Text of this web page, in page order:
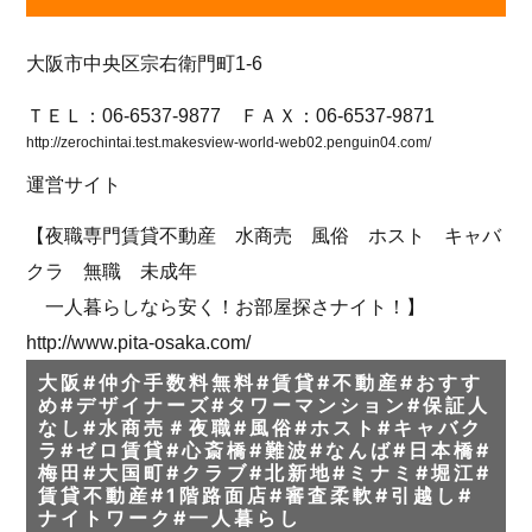
大阪市中央区宗右衛門町1-6
ＴＥＬ：06-6537-9877 ＦＡＸ：06-6537-9871
http://zerochintai.test.makesview-world-web02.penguin04.com/
運営サイト
【夜職専門賃貸不動産 水商売 風俗 ホスト キャバ
クラ 無職 未成年
一人暮らしなら安く！お部屋探さナイト！】
http://www.pita-osaka.com/
大阪#仲介手数料無料#賃貸#不動産#おすす
め#デザイナーズ#タワーマンション#保証人
なし#水商売＃夜職#風俗#ホスト#キャバク
ラ#ゼロ賃貸#心斎橋#難波#なんば#日本橋#
梅田#大国町#クラブ#北新地#ミナミ#堀江#
賃貸不動産#1階路面店#審査柔軟#引越し#
ナイトワーク#一人暮らし